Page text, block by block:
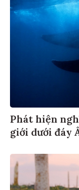
Phát hiện
giới dưới đáy